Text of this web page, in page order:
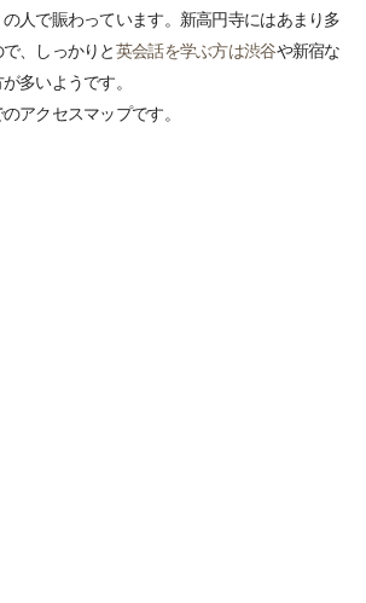
人で賑わっています。新高円寺にはあまり多
、しっかりと英会話を学ぶ方は渋谷や新宿な
多いようです。
アクセスマップです。